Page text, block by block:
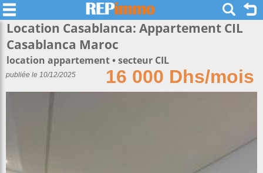
Location Casablanca: Appartement CIL
Casablanca Maroc
location appartement secteur CIL
16 000 Dhs/mois
publiée le 10/12/2025